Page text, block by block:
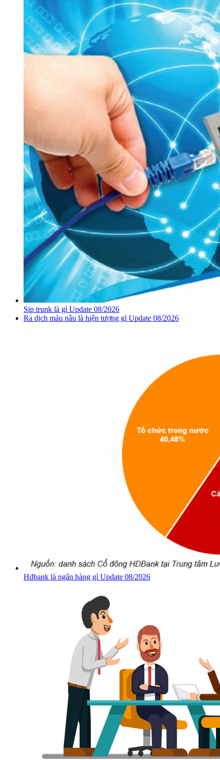
Sip trunk là gì Update 08/2026
Ra dịch màu nâu là hiện tượng gì Update 08/2026
Hdbank là ngân hàng gì Update 08/2026